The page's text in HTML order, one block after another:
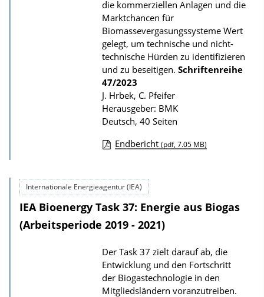
i
k
a
t
i
o
n
die kommerziellen Anlagen und die
Marktchancen für
Biomassevergasungssysteme Wert
gelegt, um technische und nicht-
technische Hürden zu identifizieren
und zu beseitigen. Schriftenreihe
47/2023
J. Hrbek, C. Pfeifer
Herausgeber: BMK
Deutsch, 40 Seiten
w
n
a
d
s
Endbericht (pdf, 7.05 MB)
Internationale Energieagentur (IEA)
IEA Bioenergy Task 37: Energie aus Biogas
(Arbeitsperiode 2019 - 2021)
Der Task 37 zielt darauf ab, die
Entwicklung und den Fortschritt
der Biogastechnologie in den
Mitgliedsländern voranzutreiben.